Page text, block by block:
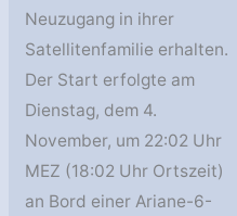
Neuzugang in ihrer
Satellitenfamilie erhalten.
Der Start erfolgte am
Dienstag, dem 4.
November, um 22:02 Uhr
MEZ (18:02 Uhr Ortszeit)
an Bord einer Ariane-6-